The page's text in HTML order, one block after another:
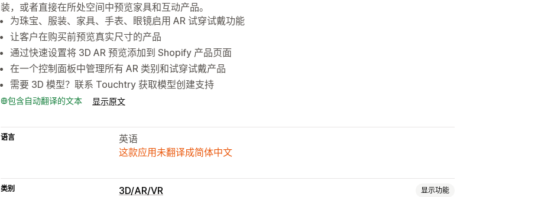
装，或者直接在所处空间中预览家具和互动产品。
为珠宝、服装、家具、手表、眼镜启用 AR 试穿试戴功能
让客户在购买前预览真实尺寸的产品
通过快速设置将 3D AR 预览添加到 Shopify 产品页面
在一个控制面板中管理所有 AR 类别和试穿试戴产品
需要 3D 模型？联系 Touchtry 获取模型创建支持
包含自动翻译的文本 显示原文
语言
英语
这款应用未翻译成简体中文
类别 3D/AR/VR 显示功能